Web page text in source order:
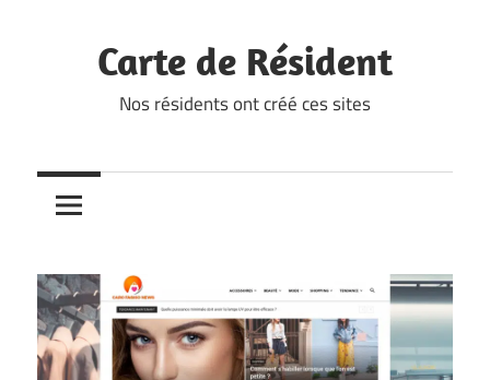
Carte de Résident
Nos résidents ont créé ces sites